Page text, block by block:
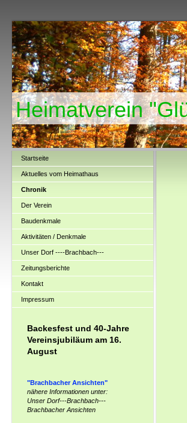
Heimatverein
Startseite
Aktuelles vom Heimathaus
Chronik
Der Verein
Baudenkmale
Aktivitäten / Denkmale
Unser Dorf ----Brachbach---
Zeitungsberichte
Kontakt
Impressum
Backesfest und 40-Jahre
Vereinsjubiläum am 16.
August
"Brachbacher Ansichten"
nähere Informationen unter:
Unser Dorf---Brachbach---
Brachbacher Ansichten